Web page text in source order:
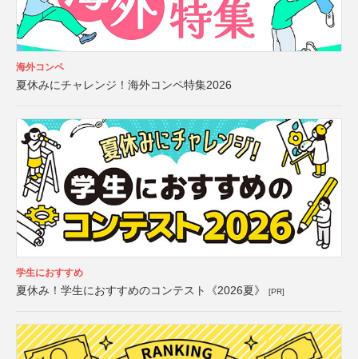
海外コンペ
夏休みにチャレンジ！海外コンペ特集2026
学生におすすめ
夏休み！学生におすすめのコンテスト《2026夏》 [PR]